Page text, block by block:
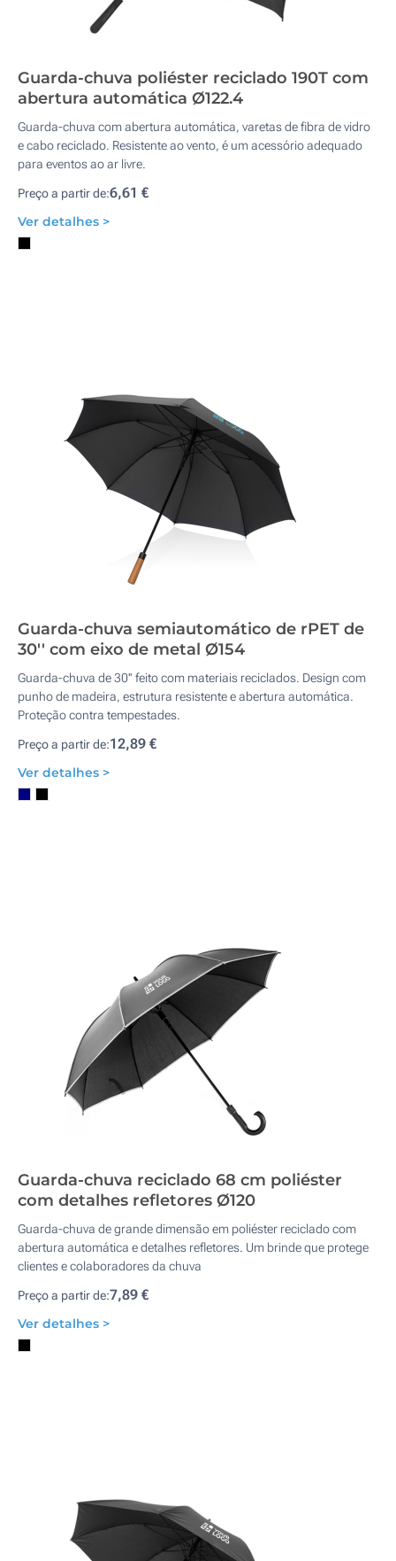
Guarda-chuva poliéster reciclado 190T com
abertura automática Ø122.4
Guarda-chuva com abertura automática, varetas de fibra de vidro
e cabo reciclado. Resistente ao vento, é um acessório adequado
para eventos ao ar livre.
Preço a partir de:6,61 €
Ver detalhes >
Guarda-chuva semiautomático de rPET de
30'' com eixo de metal Ø154
Guarda-chuva de 30'' feito com materiais reciclados. Design com
punho de madeira, estrutura resistente e abertura automática.
Proteção contra tempestades.
Preço a partir de:12,89 €
Ver detalhes >
Guarda-chuva reciclado 68 cm poliéster
com detalhes refletores Ø120
Guarda-chuva de grande dimensão em poliéster reciclado com
abertura automática e detalhes refletores. Um brinde que protege
clientes e colaboradores da chuva
Preço a partir de:7,89 €
Ver detalhes >